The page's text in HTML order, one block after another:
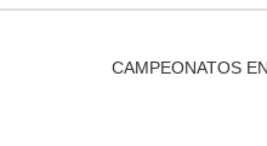
CAMPEONATOS